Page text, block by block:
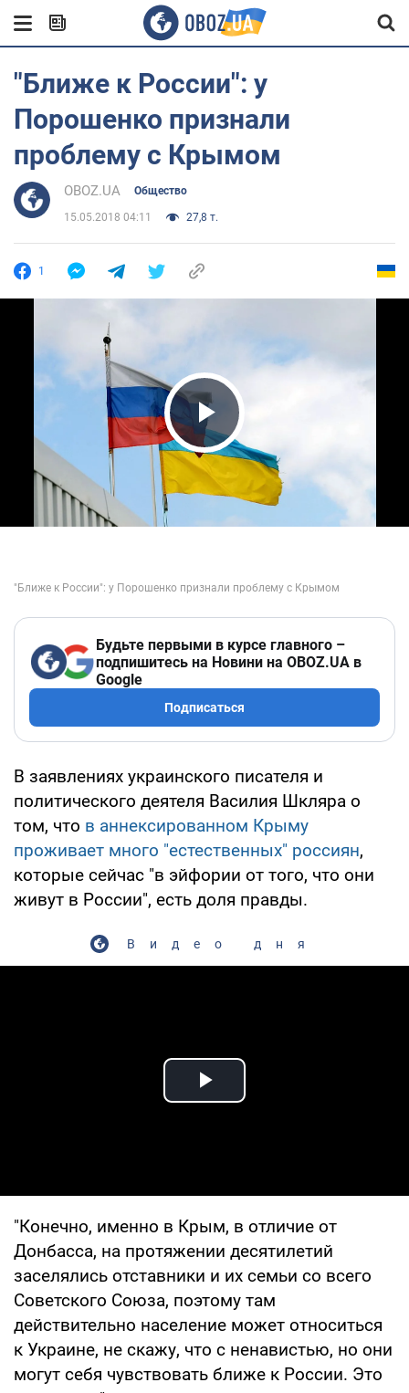
"Ближе к России": у
Порошенко признали
проблему с Крымом
OBOZ.UA Общество
15.05.2018 04:11 27,8 т.
1
Play Video
Будьте первыми в курсе главного –
подпишитесь на Новини на OBOZ.UA в
Google
Подписаться
В заявлениях украинского писателя и
политического деятеля Василия Шкляра о
том, что в аннексированном Крыму
проживает много "естественных" россиян,
которые сейчас "в эйфории от того, что они
живут в России", есть доля правды.
Видео дня
Play Video
"Конечно, именно в Крым, в отличие от
Донбасса, на протяжении десятилетий
заселялись отставники и их семьи со всего
Советского Союза, поэтому там
действительно население может относиться
к Украине, не скажу, что с ненавистью, но они
могут себя чувствовать ближе к России. Это